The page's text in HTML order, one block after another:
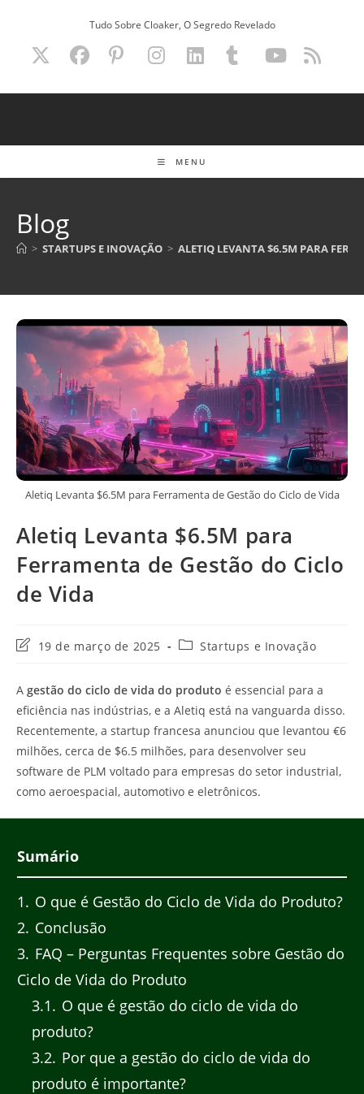
Tudo Sobre Cloaker, O Segredo Revelado
MENU
Blog
> STARTUPS E INOVAÇÃO > ALETIQ LEVANTA $6.5M PARA
Aletiq Levanta $6.5M para Ferramenta de Gestão do Ciclo de Vida
Aletiq Levanta $6.5M para
Ferramenta de Gestão do Ciclo
de Vida
Última
post:
19 de março de 2025
Categoria
Startups e Inovação
A gestão do ciclo de vida do produto é essencial para a
eficiência nas indústrias, e a Aletiq está na vanguarda disso.
Recentemente, a startup francesa anunciou que levantou €6
milhões, cerca de $6.5 milhões, para desenvolver seu
software de PLM voltado para empresas do setor industrial,
como aeroespacial, automotivo e eletrônicos.
Sumário
1
O que é Gestão do Ciclo de Vida do Produto?
2 Conclusão
3 FAQ – Perguntas Frequentes sobre Gestão do
Ciclo de Vida do Produto
3.1
O que é gestão do ciclo de vida do
produto?
3.2 Por que a gestão do ciclo de vida do
produto é importante?